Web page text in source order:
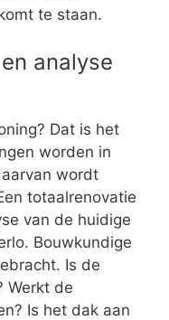
te staan.
analyse
Dat is het
worden in
wordt
totaalrenovatie
van de huidige
Bouwkundige
Is de
Werkt de
Is het dak aan